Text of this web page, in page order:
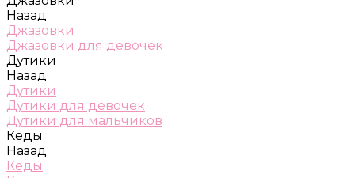
Назад
Джазовки
Джазовки для девочек
Дутики
Назад
Дутики
Дутики для девочек
Дутики для мальчиков
Кеды
Назад
Кеды